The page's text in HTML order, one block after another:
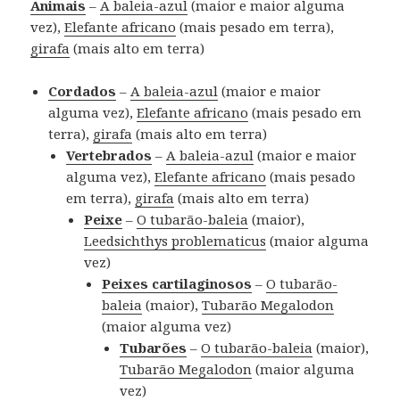
Animais –A baleia-azul (maior e maior alguma
vez),Elefante africano (mais pesado em terra),
girafa (mais alto em terra)
Cordados –A baleia-azul (maior e maior
alguma vez),Elefante africano (mais pesado em
terra), girafa (mais alto em terra)
Vertebrados –A baleia-azul (maior e maior
alguma vez),Elefante africano (mais pesado
em terra), girafa (mais alto em terra)
Peixe –O tubarão-baleia (maior),
Leedsichthys problematicus (maior alguma
vez)
Peixes cartilaginosos –O tubarão-
baleia (maior),Tubarão Megalodon
(maior alguma vez)
Tubarões –O tubarão-baleia (maior),
Tubarão Megalodon (maior alguma
vez)